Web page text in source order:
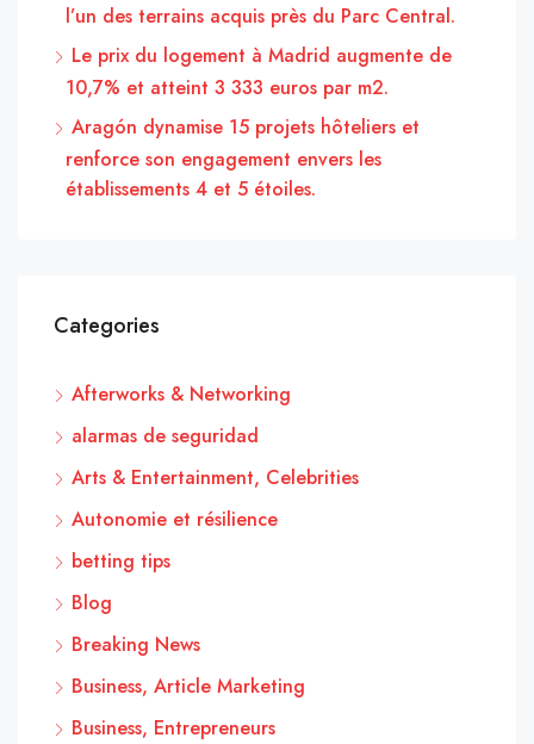
l’un des terrains acquis près du Parc Central.
Le prix du logement à Madrid augmente de
10,7% et atteint 3 333 euros par m2.
Aragón dynamise 15 projets hôteliers et
renforce son engagement envers les
établissements 4 et 5 étoiles.
Categories
Afterworks & Networking
alarmas de seguridad
Arts & Entertainment, Celebrities
Autonomie et résilience
betting tips
Blog
Breaking News
Business, Article Marketing
Business, Entrepreneurs